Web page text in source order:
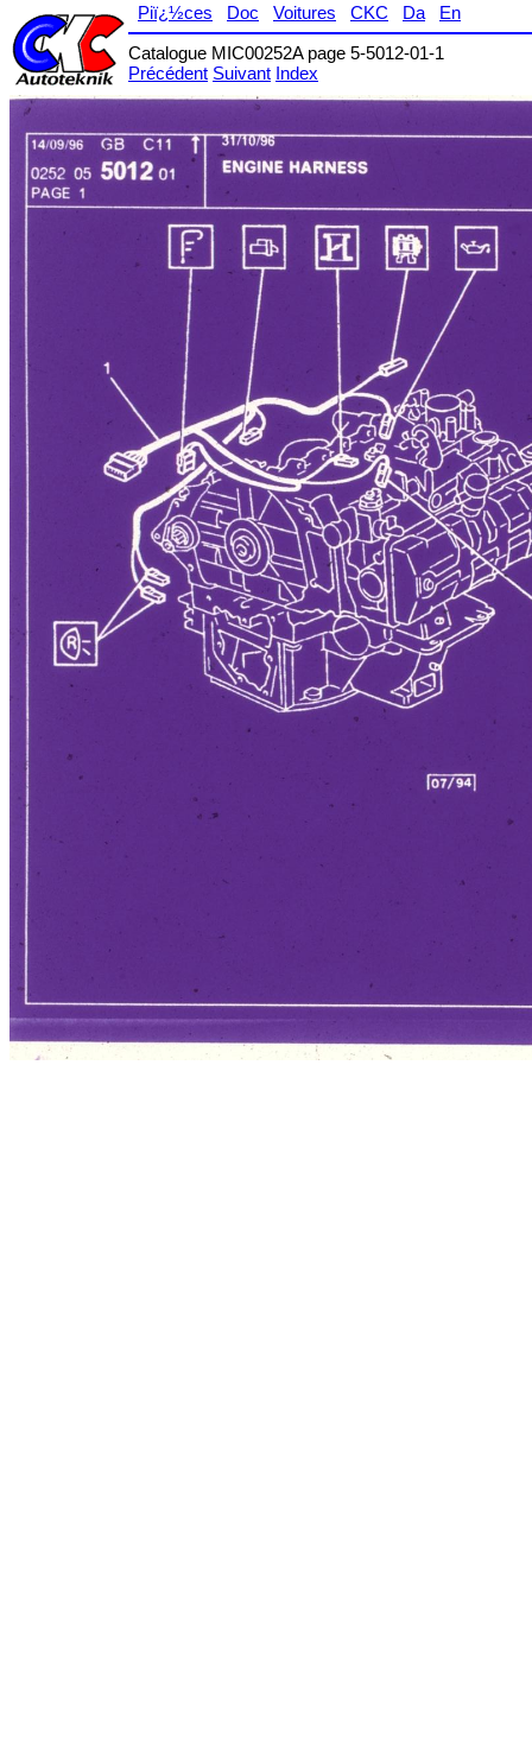
Piï¿½ces Doc Voitures CKC Da
En
Catalogue MIC00252A page 5-5012-01-1
Précédent Suivant Index